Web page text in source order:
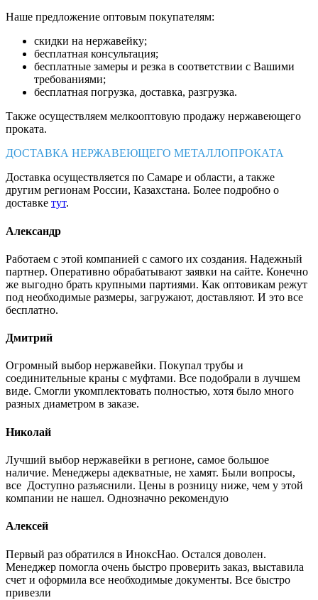
Наше предложение оптовым покупателям:
скидки на нержавейку;
бесплатная консультация;
бесплатные замеры и резка в соответствии с Вашими
требованиями;
бесплатная погрузка, доставка, разгрузка.
Также осуществляем мелкооптовую продажу нержавеющего
проката.
ДОСТАВКА НЕРЖАВЕЮЩЕГО МЕТАЛЛОПРОКАТА
Доставка осуществляется по Самаре и области, а также
другим регионам России, Казахстана. Более подробно о
доставке тут.
Александр
Работаем с этой компанией с самого их создания. Надежный
партнер. Оперативно обрабатывают заявки на сайте. Конечно
же выгодно брать крупными партиями. Как оптовикам режут
под необходимые размеры, загружают, доставляют. И это все
бесплатно.
Дмитрий
Огромный выбор нержавейки. Покупал трубы и
соединительные краны с муфтами. Все подобрали в лучшем
виде. Смогли укомплектовать полностью, хотя было много
разных диаметром в заказе.
Николай
Лучший выбор нержавейки в регионе, самое большое
наличие. Менеджеры адекватные, не хамят. Были вопросы,
все Доступно разъяснили. Цены в розницу ниже, чем у этой
компании не нашел. Однозначно рекомендую
Алексей
Первый раз обратился в ИноксНао. Остался доволен.
Менеджер помогла очень быстро проверить заказ, выставила
счет и оформила все необходимые документы. Все быстро
привезли